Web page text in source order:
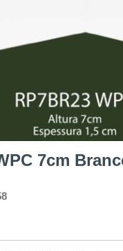
7cm